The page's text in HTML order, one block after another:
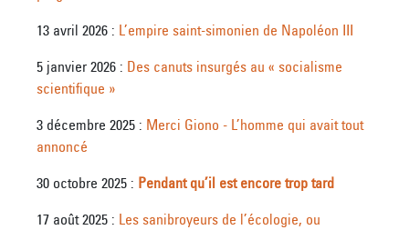
13 avril 2026 : L’empire saint-simonien de Napoléon III
5 janvier 2026 : Des canuts insurgés au « socialisme
scientifique »
3 décembre 2025 : Merci Giono - L’homme qui avait tout
annoncé
30 octobre 2025 : Pendant qu’il est encore trop tard
17 août 2025 : Les sanibroyeurs de l’écologie, ou